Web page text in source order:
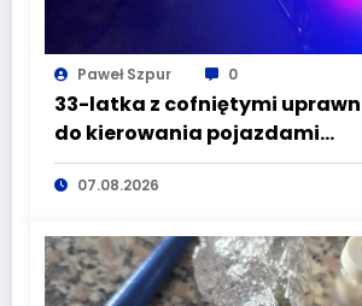
Paweł Szpur 0
33-latka z cofniętymi
do kierowania pojazdami
wyeliminowana z lokalnych
07.08.2026